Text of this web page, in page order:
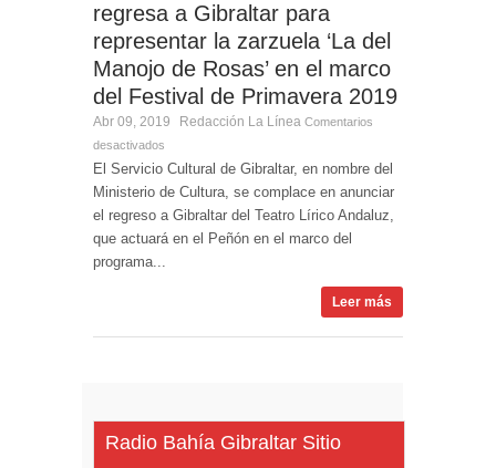
regresa a Gibraltar para
representar la zarzuela ‘La del
Manojo de Rosas’ en el marco
del Festival de Primavera 2019
Abr 09, 2019 Redacción La Línea Comentarios
desactivados
El Servicio Cultural de Gibraltar, en nombre del
Ministerio de Cultura, se complace en anunciar
el regreso a Gibraltar del Teatro Lírico Andaluz,
que actuará en el Peñón en el marco del
programa...
Leer más
Radio Bahía Gibraltar Sitio